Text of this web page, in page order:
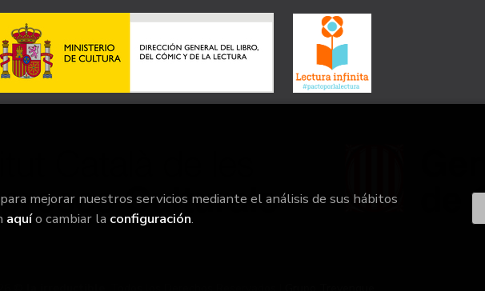
mejorar nuestros servicios mediante el análisis de sus hábitos
aquío cambiar la configuración.